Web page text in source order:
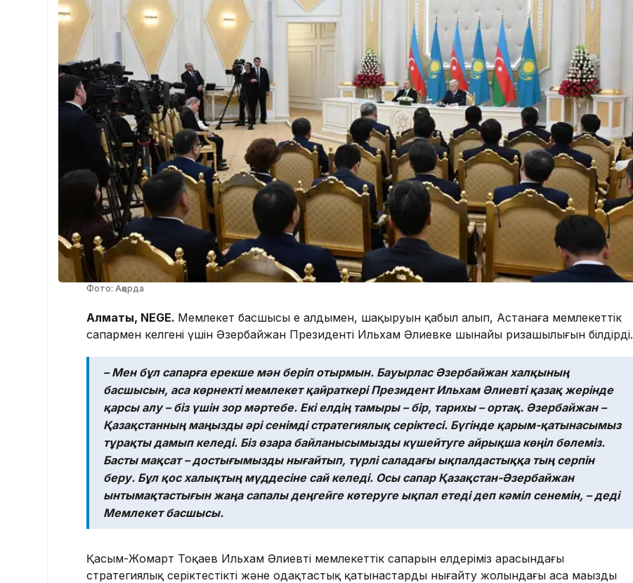
Фото: Ақорда
Алматы, NEGE. Мемлекет басшысы ең алдымен, шақыруын қабыл алып, Астанаға мемлекеттік
сапармен келгені үшін Әзербайжан Президенті Ильхам Әлиевке шынайы ризашылығын білдірді.
– Мен бұл сапарға ерекше мән беріп отырмын. Бауырлас Әзербайжан халқының
басшысын, аса көрнекті мемлекет қайраткері Президент Ильхам Әлиевті қазақ жерінде
қарсы алу – біз үшін зор мәртебе. Екі елдің тамыры – бір, тарихы – ортақ. Әзербайжан –
Қазақстанның маңызды әрі сенімді стратегиялық серіктесі. Бүгінде қарым-қатынасымыз
тұрақты дамып келеді. Біз өзара байланысымызды күшейтуге айрықша көңіл бөлеміз.
Басты мақсат – достығымызды нығайтып, түрлі саладағы ықпалдастыққа тың серпін
беру. Бұл қос халықтың мүддесіне сай келеді. Осы сапар Қазақстан-Әзербайжан
ынтымақтастығын жаңа сапалы деңгейге көтеруге ықпал етеді деп кәміл сенемін, – деді
Мемлекет басшысы.
Қасым-Жомарт Тоқаев Ильхам Әлиевтің мемлекеттік сапарын елдеріміз арасындағы
стратегиялық серіктестікті және одақтастық қатынастарды нығайту жолындағы аса маңызды